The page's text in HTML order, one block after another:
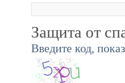
Защита от
Введите код,